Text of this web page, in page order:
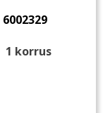
6002329
1 korrus